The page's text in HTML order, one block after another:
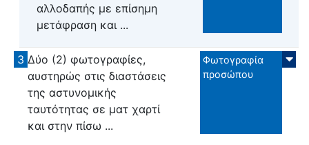
αλλοδαπής με επίσημη
μετάφραση και ...
3 Δύο (2) φωτογραφίες,
αυστηρώς στις διαστάσεις
της αστυνομικής
ταυτότητας σε ματ χαρτί
και στην πίσω ...
Φωτογραφία
προσώπου